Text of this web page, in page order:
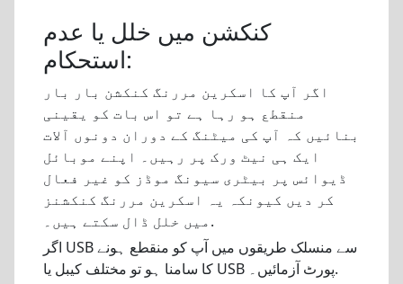
کنکشن میں خلل یا عدم
استحکام:
اگر آپ کا اسکرین مررنگ کنکشن بار بار
منقطع ہو رہا ہے تو اس بات کو یقینی
بنائیں کہ آپ کی میٹنگ کے دوران دونوں آلات
ایک ہی نیٹ ورک پر رہیں۔ اپنے موبائل
ڈیوائس پر بیٹری سیونگ موڈز کو غیر فعال
کر دیں کیونکہ یہ اسکرین مررنگ کنکشنز
میں خلل ڈال سکتے ہیں۔.
اگر USB سے منسلک طریقوں میں آپ کو منقطع ہونے
کا سامنا ہو تو مختلف کیبل یا USB پورٹ آزمائیں۔.